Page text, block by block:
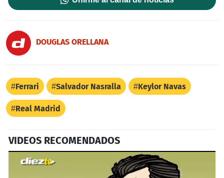
DOUGLAS ORELLANA
Ferrari Salvador Nasralla Keylor Navas
Real Madrid
VIDEOS RECOMENDADOS